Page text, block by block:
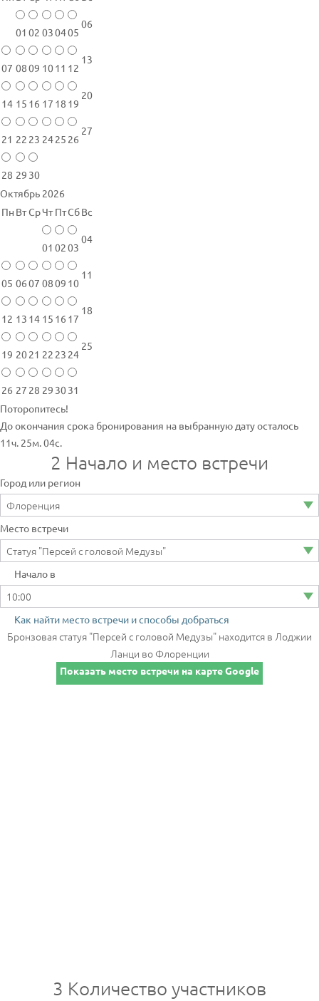
01 02 030405
06
07 0809 1011 12
13
14 15 16 17 18 19
20
21 22 23 2425 26
27
28 29 30
Октябрь 2026
Пн ВтСрЧт ПтСбВс
01 0203
04
05 0607 0809 10
11
12 13 14 15 16 17
18
19 2021 22 23 24
25
26 27 28 29 3031
Поторопитесь!
До окончания срока бронирования на выбранную дату осталось
11ч. 25м. 04с.
2 Начало и место встречи
Город или регион
Место встречи
Начало в
Как найти место встречи и способы добраться
Бронзовая статуя "Персей с головой Медузы" находится в Лоджии
Ланци во Флоренции
Показать место встречи на карте Google
3 Количество участников